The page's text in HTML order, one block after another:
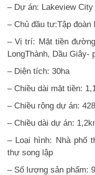
– Dự án: Lakeview City
– Chủ đầu tư:Tập đoàn
– Vị trí: Mặt tiền
LongThành, Dầu Giây-
– Diện tích: 30ha
– Chiều dài mặt tiền:
– Chiều rộng dự án:
– Chiều dài dự án:
– Loại hình: Nhà phố
thự song lập
– Số lượng sản phẩm: